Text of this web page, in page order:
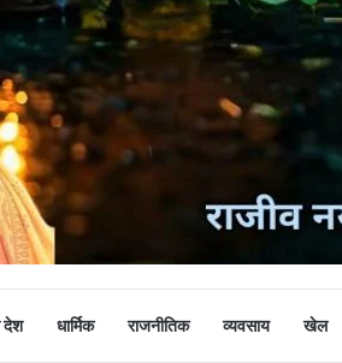
देश धार्मिक राजनीतिक व्यवसाय खेल